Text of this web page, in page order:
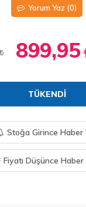
Yorum Yaz (0)
899,95
TÜKENDI
Stoğa Girince Haber
Fiyatı Düşünce Haber